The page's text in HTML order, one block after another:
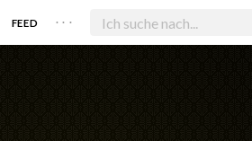
FEED . . .